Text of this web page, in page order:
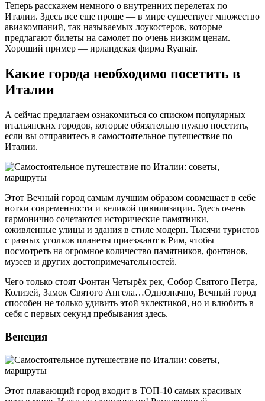
Теперь расскажем немного о внутренних перелетах по
Италии. Здесь все еще проще — в мире существует множество
авиакомпаний, так называемых лоукостеров, которые
предлагают билеты на самолет по очень низким ценам.
Хороший пример — ирландская фирма Ryanair.
Какие города необходимо посетить в
Италии
А сейчас предлагаем ознакомиться со списком популярных
итальянских городов, которые обязательно нужно посетить,
если вы отправитесь в самостоятельное путешествие по
Италии.
Этот Вечный город самым лучшим образом совмещает в себе
нотки современности и великой цивилизации. Здесь очень
гармонично сочетаются исторические памятники,
оживленные улицы и здания в стиле модерн. Тысячи туристов
с разных уголков планеты приезжают в Рим, чтобы
посмотреть на огромное количество памятников, фонтанов,
музеев и других достопримечательностей.
Чего только стоят Фонтан Четырёх рек, Собор Святого Петра,
Колизей, Замок Святого Ангела…Однозначно, Вечный город
способен не только удивить этой эклектикой, но и влюбить в
себя с первых секунд пребывания здесь.
Венеция
Этот плавающий город входит в ТОП-10 самых красивых